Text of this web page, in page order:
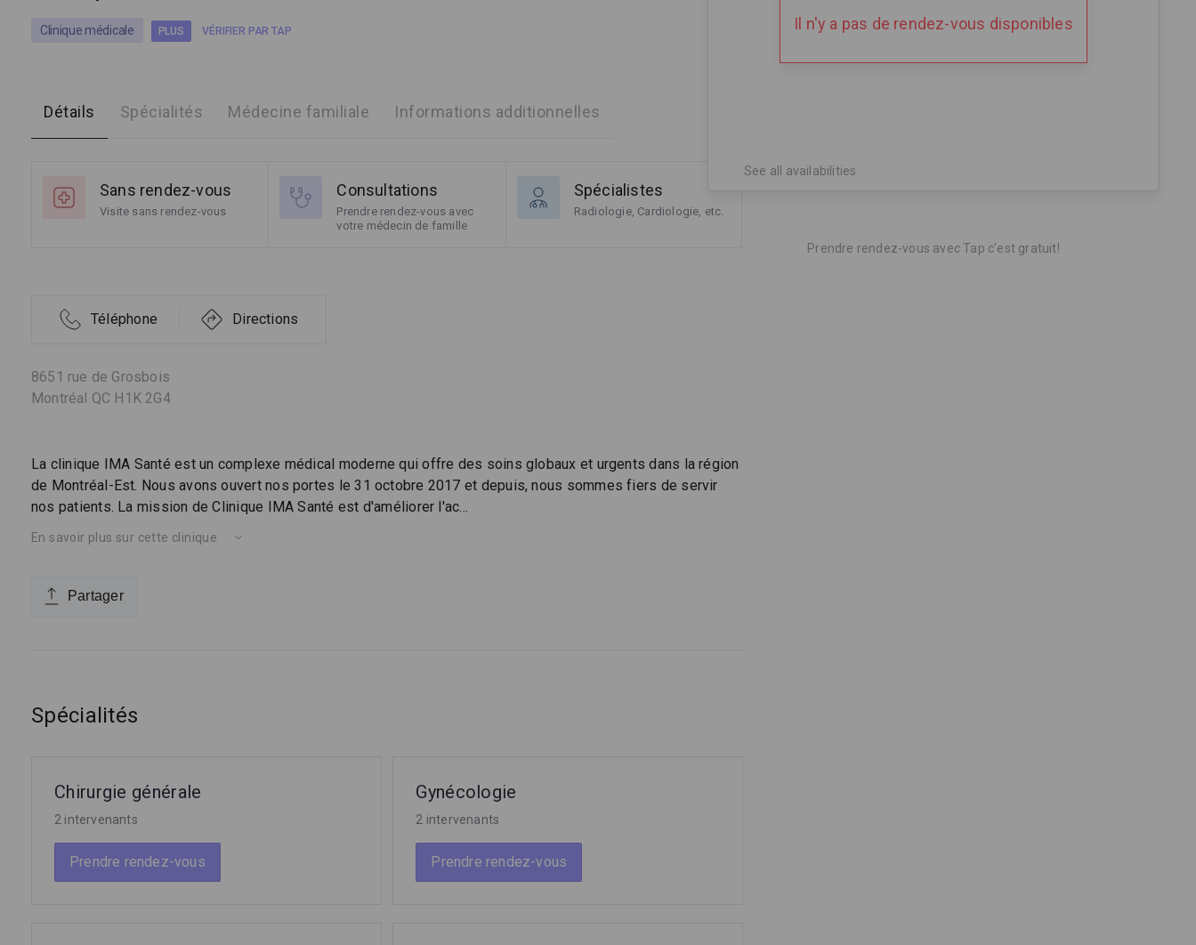
Il n'y a pas de rendez-vous disponibles
See all availabilities
Prendre rendez-vous avec Tap c'est gratuit!
Clinique médicale PLUS VÉRIFIER PAR TAP
Détails Spécialités Médecine familiale Informations additionnelles
Sans rendez-vous
Visite sans rendez-vous
Consultations
Prendre rendez-vous avec
votre médecin de famille
Spécialistes
Radiologie, Cardiologie, etc.
Téléphone Directions
8651 rue de Grosbois
Montréal QC H1K 2G4
La clinique IMA Santé est un complexe médical moderne qui offre des soins globaux et urgents dans la région
de Montréal-Est. Nous avons ouvert nos portes le 31 octobre 2017 et depuis, nous sommes fiers de servir
nos patients. La mission de Clinique IMA Santé est d'améliorer l'ac...
En savoir plus sur cette clinique
Partager
Spécialités
Chirurgie générale
2 intervenants
Prendre rendez-vous
Gynécologie
2 intervenants
Prendre rendez-vous